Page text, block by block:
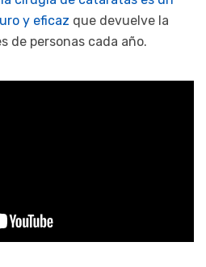
y eficaz que devuelve la
de personas cada año.